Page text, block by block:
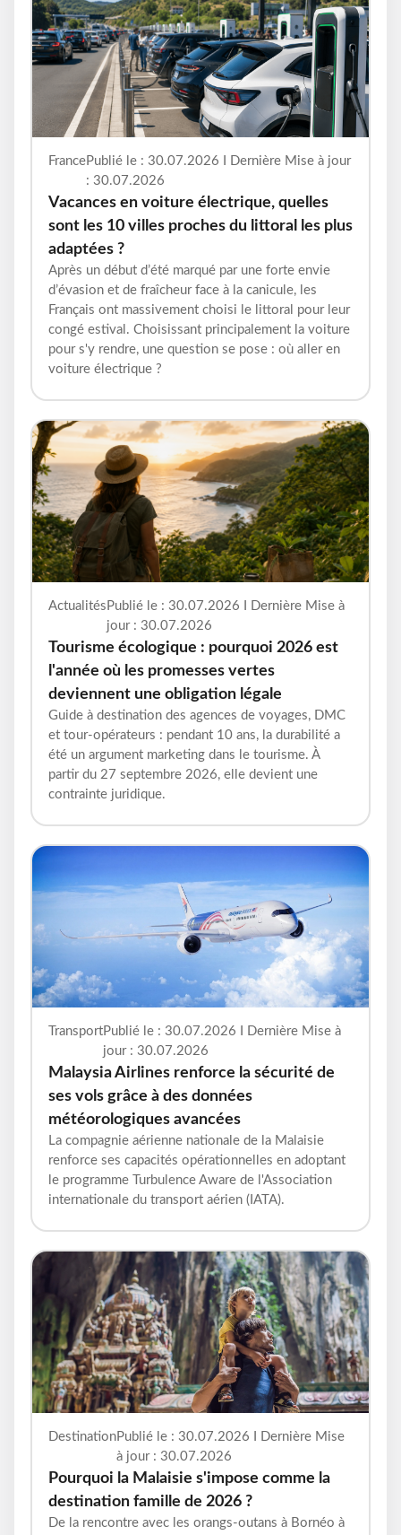
FrancePublié le : 30.07.2026 I Dernière Mise à jour
: 30.07.2026
Vacances en voiture électrique, quelles
sont les 10 villes proches du littoral les plus
adaptées ?
Après un début d’été marqué par une forte envie
d’évasion et de fraîcheur face à la canicule, les
Français ont massivement choisi le littoral pour leur
congé estival. Choisissant principalement la voiture
pour s'y rendre, une question se pose : où aller en
voiture électrique ?
Actualités Publié le : 30.07.2026 I Dernière Mise à
jour : 30.07.2026
Tourisme écologique : pourquoi 2026 est
l'année où les promesses vertes
deviennent une obligation légale
Guide à destination des agences de voyages, DMC
et tour-opérateurs : pendant 10 ans, la durabilité a
été un argument marketing dans le tourisme. À
partir du 27 septembre 2026, elle devient une
contrainte juridique.
TransportPublié le : 30.07.2026 I Dernière Mise à
jour : 30.07.2026
Malaysia Airlines renforce la sécurité de
ses vols grâce à des données
météorologiques avancées
La compagnie aérienne nationale de la Malaisie
renforce ses capacités opérationnelles en adoptant
le programme Turbulence Aware de l'Association
internationale du transport aérien (IATA).
DestinationPublié le : 30.07.2026 I Dernière Mise
à jour : 30.07.2026
Pourquoi la Malaisie s'impose comme la
destination famille de 2026 ?
De la rencontre avec les orangs-outans à Bornéo à